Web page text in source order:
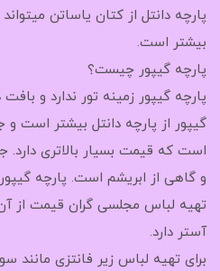
پارچه دانتل از کتان یاساتن
بیشتر است.
پارچه گیپور چیست؟
پارچه گیپور زمینه تور ندارد و
گیپور از پارچه دانتل بیشتر است
است که قیمت بسیار بالاتری دارد.
و گاهی از ابریشم است. پارچه
تهیه لباس مجلسی گران قیمت از
آستر دارد.
برای تهیه لباس زیر فانتزی مانند